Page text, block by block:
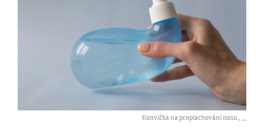
Konvička na proplachování nosu ,...